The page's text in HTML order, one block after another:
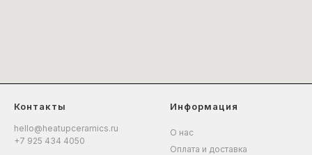
Контакты
hello@heatupceramics.ru
+7 925 434 4050
Информация
О нас
Оплата и доставка